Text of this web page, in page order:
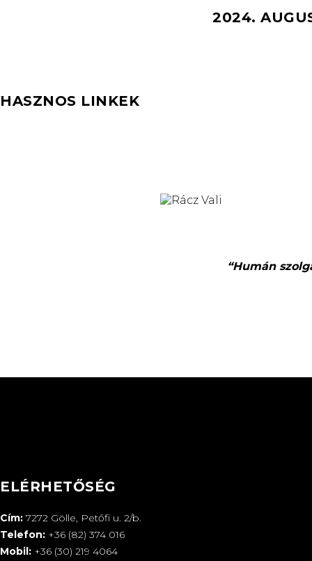
2024.
HASZNOS LINKEK
“Humán
ELÉRHETŐSÉG
Cím: 7272 Gölle, Petőfi u. 2/b.
Telefon: +36 (82) 374 016
Mobil: +36 (30) 219 4064